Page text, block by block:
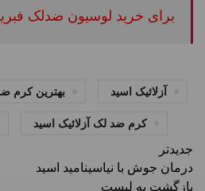
برای خرید لوسیون ضدلک
آزلائیک اسید بهترین کرم
کرم ضد لک آزلائیک اسید
جدیدتر
درمان جوش با نیاسینامید اسید
بازگشت به لیست